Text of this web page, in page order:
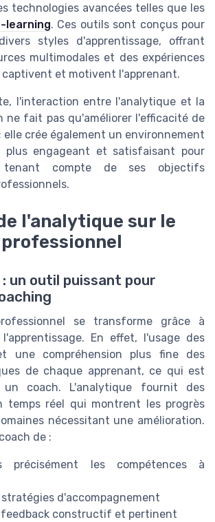
technologies avancées telles que les
learning. Ces outils sont conçus pour
styles d'apprentissage, offrant
multimodales et des expériences
et motivent l'apprenant.
l'interaction entre l'analytique et la
ne fait pas qu'améliorer l'efficacité de
elle crée également un environnement
plus engageant et satisfaisant pour
compte de ses objectifs
l'analytique sur le
un outil puissant pour
se transforme grâce à
En effet, l'usage des
une compréhension plus fine des
de chaque apprenant, ce qui est
un coach. L'analytique fournit des
temps réel qui montrent les progrès
nécessitant une amélioration.
de :
précisément les compétences à
d'accompagnement
constructif et pertinent